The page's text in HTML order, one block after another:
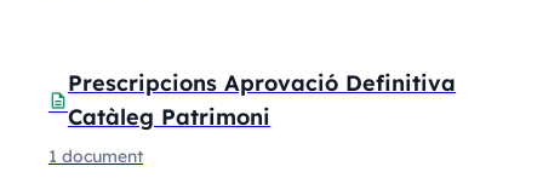
description
Prescripcions Aprovació Definitiva
Catàleg Patrimoni
1 document